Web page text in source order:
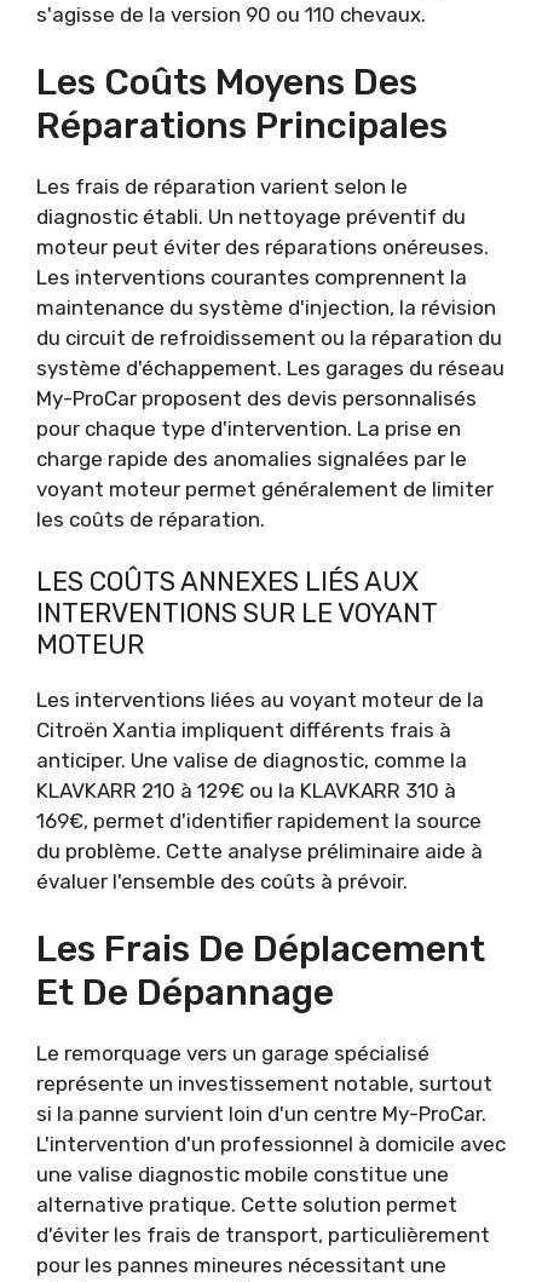
s'agisse de la version 90 ou 110 chevaux.
Les Coûts Moyens Des
Réparations Principales
Les frais de réparation varient selon le
diagnostic établi. Un nettoyage préventif du
moteur peut éviter des réparations onéreuses.
Les interventions courantes comprennent la
maintenance du système d'injection, la révision
du circuit de refroidissement ou la réparation du
système d'échappement. Les garages du réseau
My-ProCar proposent des devis personnalisés
pour chaque type d'intervention. La prise en
charge rapide des anomalies signalées par le
voyant moteur permet généralement de limiter
les coûts de réparation.
LES COÛTS ANNEXES LIÉS AUX
INTERVENTIONS SUR LE VOYANT
MOTEUR
Les interventions liées au voyant moteur de la
Citroën Xantia impliquent différents frais à
anticiper. Une valise de diagnostic, comme la
KLAVKARR 210 à 129€ ou la KLAVKARR 310 à
169€, permet d'identifier rapidement la source
du problème. Cette analyse préliminaire aide à
évaluer l'ensemble des coûts à prévoir.
Les Frais De Déplacement
Et De Dépannage
Le remorquage vers un garage spécialisé
représente un investissement notable, surtout
si la panne survient loin d'un centre My-ProCar.
L'intervention d'un professionnel à domicile avec
une valise diagnostic mobile constitue une
alternative pratique. Cette solution permet
d'éviter les frais de transport, particulièrement
pour les pannes mineures nécessitant une